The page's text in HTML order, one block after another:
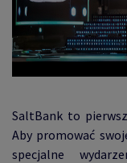
SaltBank to
Aby promować
specjalne